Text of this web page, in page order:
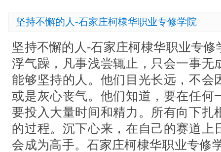
坚持不懈的人-石家庄柯棣华职业专修学院
坚持不懈的人-石家庄柯棣华职业专
浮气躁，凡事浅尝辄止，只会一事无
能够坚持的人。他们目光长远，不会
或是灰心丧气。他们知道，要在任何
要投入大量时间和精力。所有向下扎
的过程。沉下心来，在自己的赛道上
会成为高手。石家庄柯棣华职业专修